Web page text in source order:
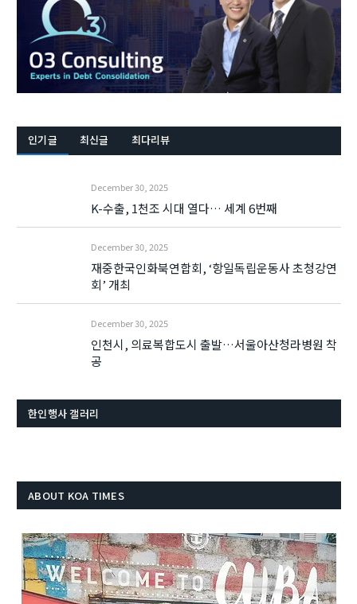
인기글 최신글 최다리뷰
December 30, 2025
K-수출, 1천조 시대 열다… 세계 6번째
December 30, 2025
재중한국인화북연합회, ‘항일독립운동사 초청강연
회’ 개최
December 30, 2025
인천시, 의료복합도시 출발…서울아산청라병원 착
공
한인행사 갤러리
ABOUT KOA TIMES